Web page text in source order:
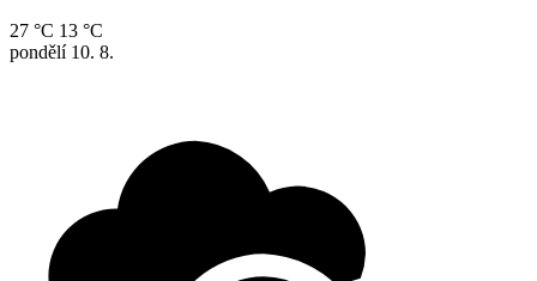
27 °C 13 °C
pondělí 10. 8.